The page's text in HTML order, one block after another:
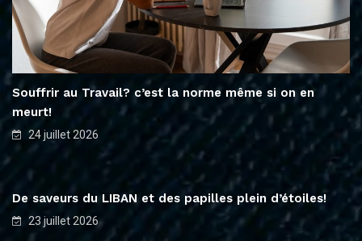
Souffrir au Travail? c’est la norme même si on en
meurt!
24 juillet 2026
De saveurs du LIBAN et des papilles plein d’étoiles!
23 juillet 2026